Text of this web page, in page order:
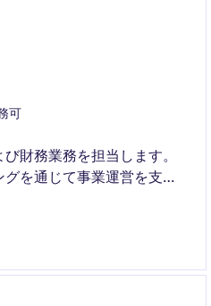
可
財務業務を担当します。
を通じて事業運営を支え